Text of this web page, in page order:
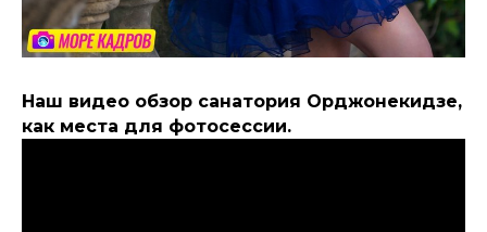
Наш видео обзор санатория Орджонекидзе,
как места для фотосессии.